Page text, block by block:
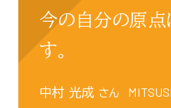
今の自分の原点
す。
中村 光成 さん